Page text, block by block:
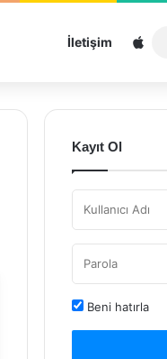
İletişim
Kayıt Ol
Beni hatırla